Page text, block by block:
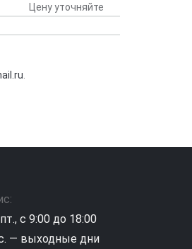
Цену уточняйте
.
с 9:00 до 18:00
— выходные дни